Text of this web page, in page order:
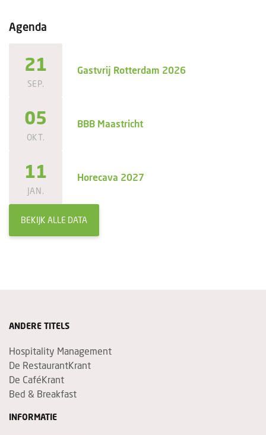
Agenda
21
SEP.
Gastvrij Rotterdam 2026
05
OKT.
BBB Maastricht
11
JAN.
Horecava 2027
BEKIJK ALLE DATA
ANDERE TITELS
Hospitality Management
De RestaurantKrant
De CaféKrant
Bed & Breakfast
INFORMATIE